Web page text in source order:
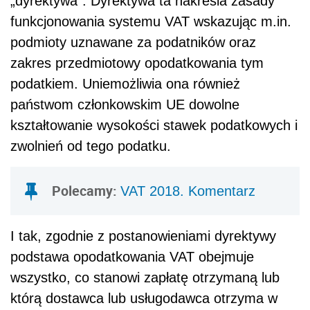
funkcjonowania systemu VAT wskazując m.in.
podmioty uznawane za podatników oraz
zakres przedmiotowy opodatkowania tym
podatkiem. Uniemożliwia ona również
państwom członkowskim UE dowolne
kształtowanie wysokości stawek podatkowych i
zwolnień od tego podatku.
Polecamy: VAT 2018. Komentarz
I tak, zgodnie z postanowieniami dyrektywy
podstawa opodatkowania VAT obejmuje
wszystko, co stanowi zapłatę otrzymaną lub
którą dostawca lub usługodawca otrzyma w